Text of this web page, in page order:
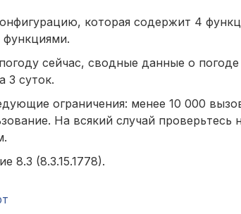
которая содержит 4
сейчас, сводные данные о погоде
3 суток.
ограничения: менее 10 000
На всякий случай проверьтесь
8.3 (8.3.15.1778).